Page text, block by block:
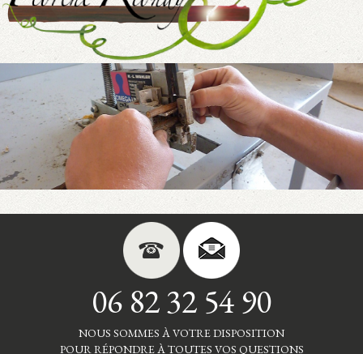
06 82 32 54 90
NOUS SOMMES À VOTRE DISPOSITION
POUR RÉPONDRE À TOUTES VOS QUESTIONS